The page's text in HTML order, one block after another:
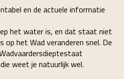
en de actuele informatie
het water is, en dat staat niet
het Wad veranderen snel. De
weet je natuurlijk wel.